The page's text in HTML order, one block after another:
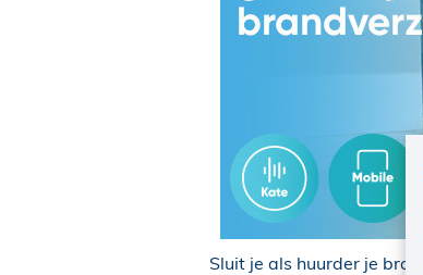
Sluit je als huurder je